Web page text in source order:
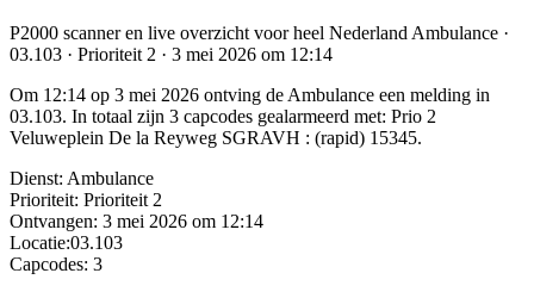
P2000 scanner en live overzicht voor heel Nederland Ambulance ·
03.103 · Prioriteit 2 · 3 mei 2026 om 12:14
Om 12:14 op 3 mei 2026 ontving de Ambulance een melding in
03.103. In totaal zijn 3 capcodes gealarmeerd met: Prio 2
Veluweplein De la Reyweg SGRAVH : (rapid) 15345.
Dienst: Ambulance
Prioriteit: Prioriteit 2
Ontvangen: 3 mei 2026 om 12:14
Locatie:03.103
Capcodes: 3